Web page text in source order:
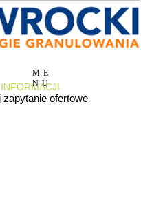
ME
NU
zapytanie ofertowe